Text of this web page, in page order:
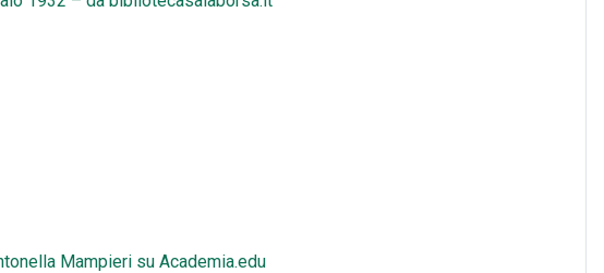
Mampieri su Academia.edu